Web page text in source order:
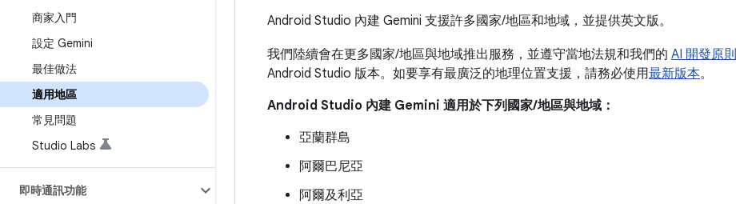
商家入門
設定 Gemini
最佳做法
適用地區
常見問題
Studio Labs
即時通訊功能
Android Studio 內建 Gemini 支援許多國家/地區和地域，並提供英文版。
我們陸續會在更多國家/地區與地域推出服務，並遵守當地法規和我們的 AI 開發原則
Android Studio 版本。如要享有最廣泛的地理位置支援，請務必使用最新版本。
Android Studio 內建 Gemini 適用於下列國家/地區與地域：
亞蘭群島
阿爾巴尼亞
阿爾及利亞